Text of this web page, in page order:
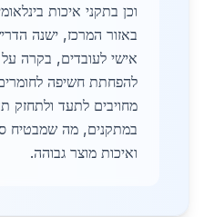
וכן בתקני איכות
באזור המרכז, ישנה
אישי לעובדים, בקרה
להפחתת חשיפה לחומרים
מחויבים לתעד ולתחזק
במתקנים, מה שמבטיח
ואיכות מוצר גבוהה.